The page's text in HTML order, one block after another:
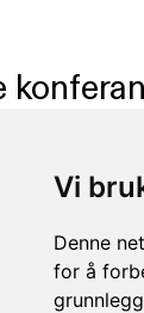
Vi
Denne
for å